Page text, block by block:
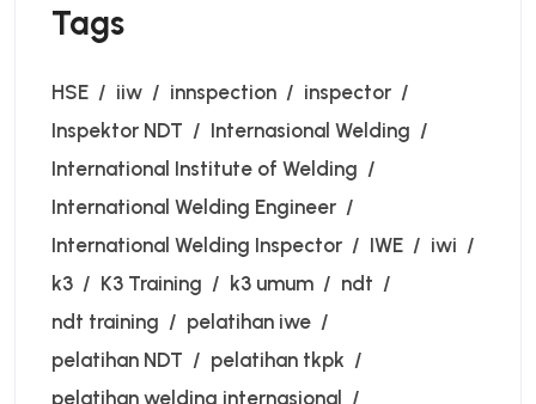
Tags
HSE iiw innspection
inspector
Inspektor NDT
Internasional Welding
International Institute of Welding
International Welding Engineer
International Welding Inspector
IWE
iwi
k3
K3 Training k3 umum
ndt
ndt training
pelatihan iwe
pelatihan NDT
pelatihan tkpk
pelatihan welding internasional